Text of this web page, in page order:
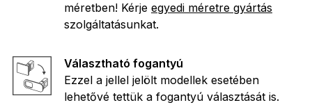
méretben! Kérje egyedi méretre gyártás
szolgáltatásunkat.
Választható fogantyú
Ezzel a jellel jelölt modellek esetében
lehetővé tettük a fogantyú választását is.